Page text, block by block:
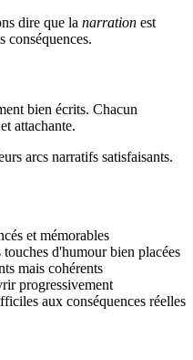
dire que la narration est
conséquences.
bien écrits. Chacun
attachante.
arcs narratifs satisfaisants.
et mémorables
touches d'humour bien placées
mais cohérents
progressivement
aux conséquences réelles